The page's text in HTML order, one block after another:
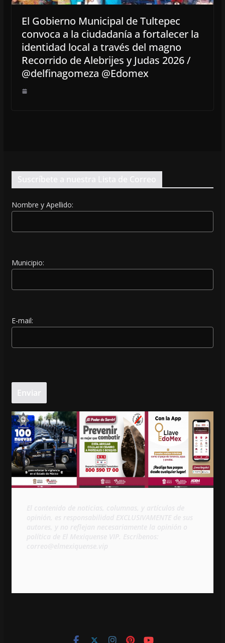
El Gobierno Municipal de Tultepec
convoca a la ciudadanía a fortalecer la
identidad local a través del magno
Recorrido de Alebrijes y Judas 2026 /
@delfinagomeza @Edomex
Suscríbete a nuestra Lista de Correo
Nombre y Apellido:
Municipio:
E-mail: